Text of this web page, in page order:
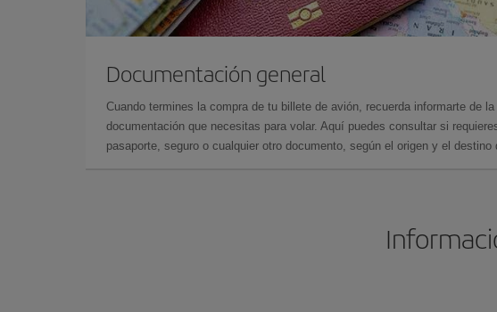
Documentación general
Cuando termines la compra de tu billete de avión, recuerda informarte de la
documentación que necesitas para volar. Aquí puedes consultar si
pasaporte, seguro o cualquier otro documento, según el origen y el destino